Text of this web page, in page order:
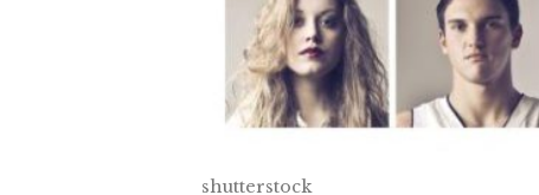
shutterstock